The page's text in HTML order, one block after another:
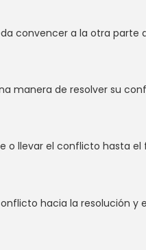
convencer a la otra parte
manera de resolver su
llevar el conflicto hasta el
hacia la resolución y